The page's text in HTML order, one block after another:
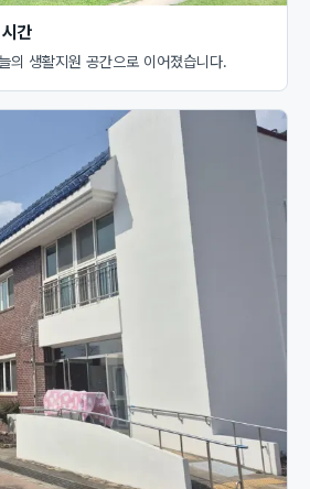
간
의 생활지원 공간으로 이어졌습니다.